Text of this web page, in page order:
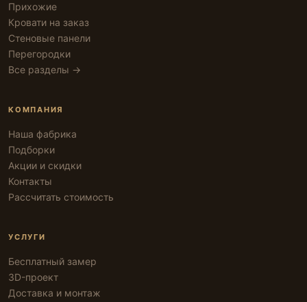
Прихожие
Кровати на заказ
Стеновые панели
Перегородки
Все разделы →
КОМПАНИЯ
Наша фабрика
Подборки
Акции и скидки
Контакты
Рассчитать стоимость
УСЛУГИ
Бесплатный замер
3D-проект
Доставка и монтаж